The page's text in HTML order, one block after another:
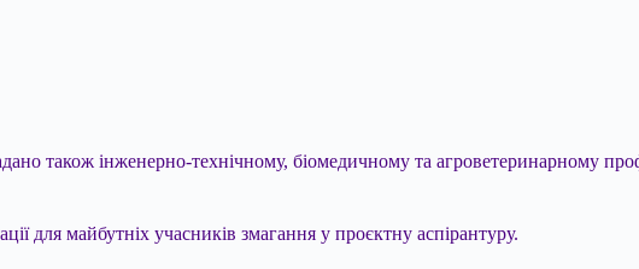
також інженерно-технічному, біомедичному та агроветеринарному
для майбутніх учасників змагання у проєктну аспірантуру.